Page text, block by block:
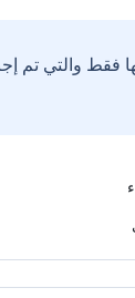
فقط والتي تم